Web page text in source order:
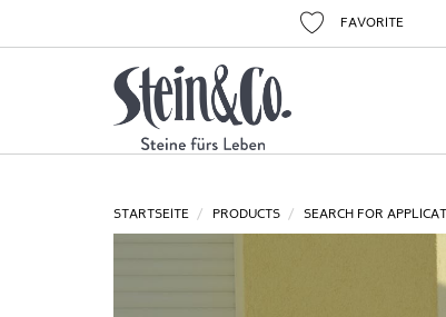
FAVORITE
STARTSEITE PRODUCTS SEARCH FOR